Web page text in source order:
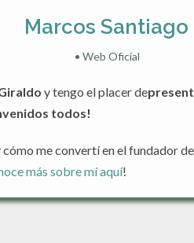
Marcos Santiago
• Web Oficial
y tengo el placer de
todos!
me convertí en el fundador
más sobre mí aquí!